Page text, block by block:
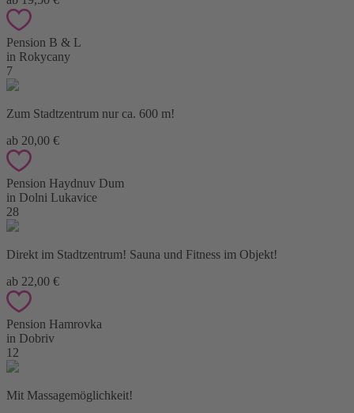
Pension B & L
in Rokycany
7
Zum Stadtzentrum nur ca. 600 m!
ab 20,00 €
Pension Haydnuv Dum
in Dolni Lukavice
28
Direkt im Stadtzentrum! Sauna und Fitness im Objekt!
ab 22,00 €
Pension Hamrovka
in Dobriv
12
Mit Massagemöglichkeit!